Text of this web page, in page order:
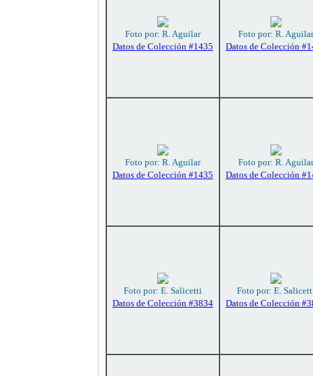
Foto por: R. Aguilar
Datos de Colección #1435
Foto por: R. Aguilar
Datos de Colección
Foto por: R. Aguilar
Datos de Colección #1435
Foto por: R. Aguilar
Datos de Colección
Foto por: E. Salicetti
Datos de Colección #3834
Foto por: E.
Datos de Colección